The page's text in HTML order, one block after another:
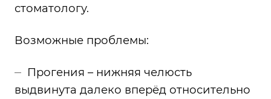
стоматологу.
Возможные проблемы:
Прогения – нижняя челюсть
выдвинута далеко вперёд относительно